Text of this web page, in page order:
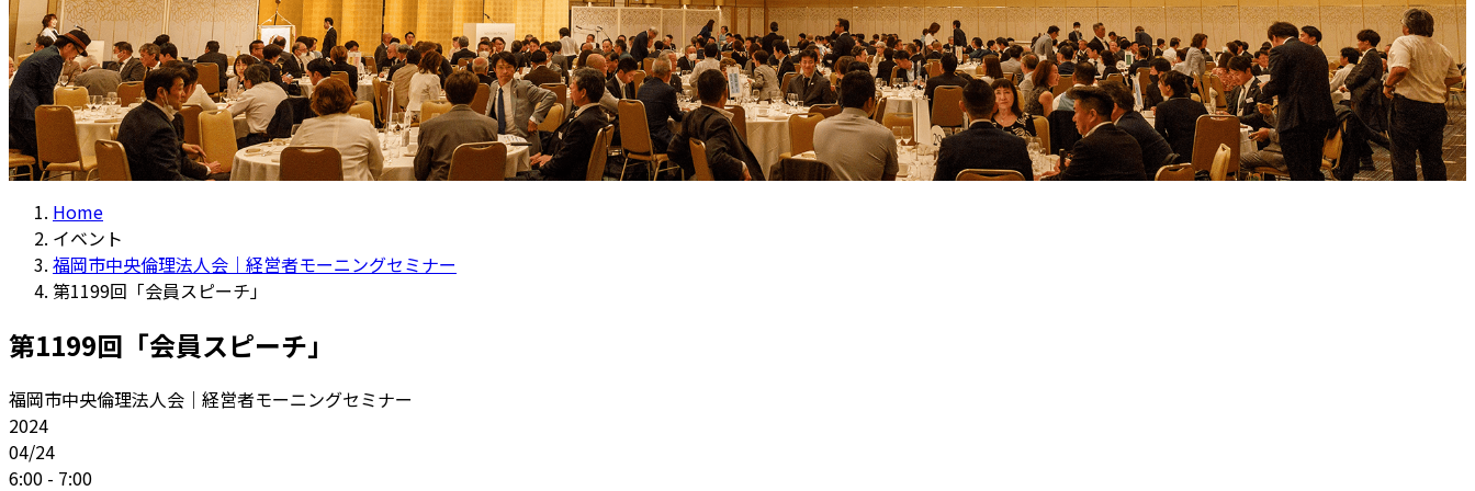
Home
イベント
福岡市中央倫理法人会｜経営者モーニングセミナー
第1199回「会員スピーチ」
第1199回「会員スピーチ」
福岡市中央倫理法人会｜経営者モーニングセミナー
2024
04/24
6:00 - 7:00